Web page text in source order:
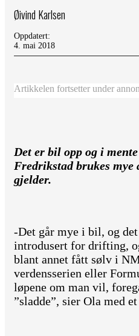
Øivind Karlsen
Oppdatert:
4. mai 2018
Artikkelen fortsetter under
Det er bil opp og i
Fredrikstad brukes
gjelder.
-Det går mye i bil, og
introdusert for drifting,
blant annet fått sølv i
verdensserien eller
løpene om man vil,
”sladde”, sier Ola med